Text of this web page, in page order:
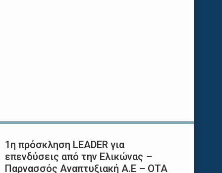
1η πρόσκληση LEADER για
επενδύσεις από την Ελικώνας –
Παρνασσός Αναπτυξιακή Α.Ε – ΟΤΑ